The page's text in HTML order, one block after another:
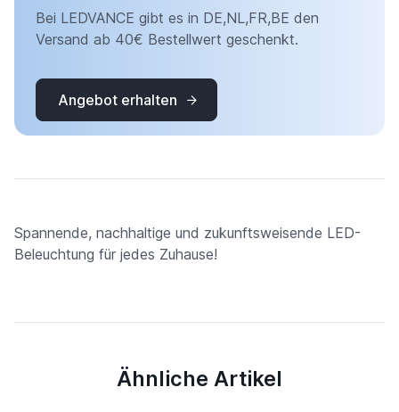
Bei LEDVANCE gibt es in DE,NL,FR,BE den
Versand ab 40€ Bestellwert geschenkt.
Angebot erhalten
Spannende, nachhaltige und zukunftsweisende LED-
Beleuchtung für jedes Zuhause!
Ähnliche Artikel